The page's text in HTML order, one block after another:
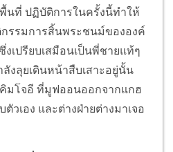
นที่ ปฏิบัติการในครั้งนี้ทำให้
รรมการสิ้นพระชนม์ขององค์
เปรียบเสมือนเป็นพี่ชายแท้ๆ
งลุยเดินหน้าสืบเสาะอยู่นั้น
มโจอี ที่มูฟออนออกจากแกฮ
วเอง และต่างฝ่ายต่างมาเจอ